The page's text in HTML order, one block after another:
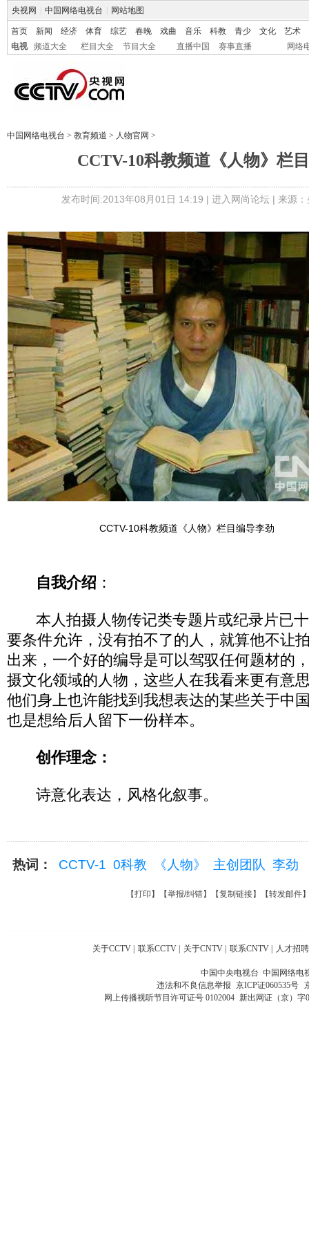
央视网 中国网络电视台 网站地图
首页 新闻 经济 体育 综艺 春晚 戏曲 音乐 科教 青少 文化
艺术
电视
频道大全 栏目大全 节目大全 直播中国 赛事直播 网络
中国网络电视台 > 教育频道 > 人物官网 >
CCTV-10科教频道《人物》栏
发布时间:2013年08月01日 14:19 | 进入网尚论坛| 来源
CCTV-10科教频道《人物》栏目编导李劲
自我介绍 ：
本人拍摄人物传记类专题片或纪录片已十
要条件允许，没有拍不了的人，就算他不让
出来，一个好的编导是可以驾驭任何题材的
摄文化领域的人物，这些人在我看来更有意
他们身上也许能找到我想表达的某些关于中
也是想给后人留下一份样本。
创作理念：
诗意化表达，风格化叙事。
热词： CCTV-1 0科教 《人物》 主创团队 李劲
【打印 】【举报/纠错】【复制链接】【转发邮件
关于CCTV 联系CCTV 关于CNTV 联系CNTV 人才招聘
中国中央电视台 中国网络电
违法和不良信息举报 京ICP证060535号
网上传播视听节目许可证号 0102004 新出网证（京）